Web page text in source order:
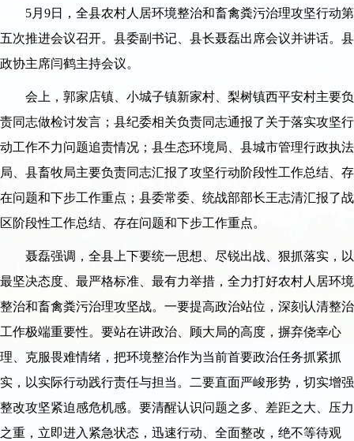
5月9日，全县农村人居环境整治和畜禽粪污治理攻坚行动第
五次推进会议召开。县委副书记、县长聂磊出席会议并讲话。县
政协主席闫鹤主持会议。
会上，郭家店镇、小城子镇新家村、梨树镇西平安村主要负
责同志做检讨发言；县纪委相关负责同志通报了关于落实攻坚行
动工作不力问题追责情况；县生态环境局、县城市管理行政执法
局、县畜牧局主要负责同志汇报了攻坚行动阶段性工作总结、存
在问题和下步工作重点；县委常委、统战部部长王志清汇报了战
区阶段性工作总结、存在问题和下步工作重点。
聂磊强调，全县上下要统一思想、尽锐出战、狠抓落实，以
最坚决态度、最严格标准、最有力举措，全力打好农村人居环境
整治和畜禽粪污治理攻坚战。一要提高政治站位，深刻认清整治
工作极端重要性。要站在讲政治、顾大局的高度，摒弃侥幸心
理、克服畏难情绪，把环境整治作为当前首要政治任务抓紧抓
实，以实际行动践行责任与担当。二要直面严峻形势，切实增强
整改攻坚紧迫感危机感。要清醒认识问题之多、差距之大、压力
之重，立即进入紧急状态，迅速行动、全面整改，绝不等待观